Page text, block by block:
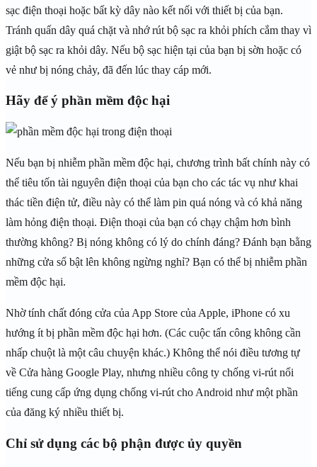
sạc điện thoại hoặc bất kỳ dây nào kết nối với thiết bị của bạn.
Tránh quấn dây quá chặt và nhớ rút bộ sạc ra khỏi phích cắm thay vì
giật bộ sạc ra khỏi dây. Nếu bộ sạc hiện tại của bạn bị sờn hoặc có
vẻ như bị nóng chảy, đã đến lúc thay cáp mới.
Hãy để ý phần mềm độc hại
Nếu bạn bị nhiễm phần mềm độc hại, chương trình bất chính này có
thể tiêu tốn tài nguyên điện thoại của bạn cho các tác vụ như khai
thác tiền điện tử, điều này có thể làm pin quá nóng và có khả năng
làm hỏng điện thoại. Điện thoại của bạn có chạy chậm hơn bình
thường không? Bị nóng không có lý do chính đáng? Đánh bạn bằng
những cửa sổ bật lên không ngừng nghỉ? Bạn có thể bị nhiễm phần
mềm độc hại.
Nhờ tính chất đóng cửa của App Store của Apple, iPhone có xu
hướng ít bị phần mềm độc hại hơn. (Các cuộc tấn công không cần
nhấp chuột là một câu chuyện khác.) Không thể nói điều tương tự
về Cửa hàng Google Play, nhưng nhiều công ty chống vi-rút nổi
tiếng cung cấp ứng dụng chống vi-rút cho Android như một phần
của đăng ký nhiều thiết bị.
Chỉ sử dụng các bộ phận được ủy quyền